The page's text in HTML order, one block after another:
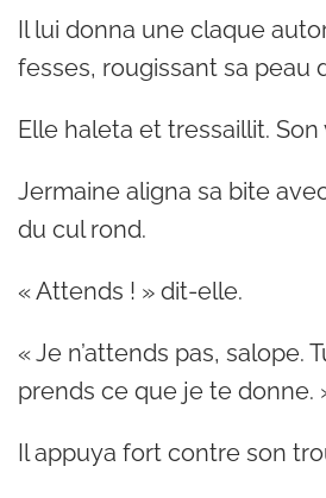
Il lui donna une claque
fesses, rougissant sa peau
Elle haleta et tressaillit.
Jermaine aligna sa bite
du cul rond.
« Attends ! » dit-elle.
« Je n’attends pas, salope.
prends ce que je te donne.
Il appuya fort contre son